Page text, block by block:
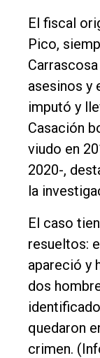
El fiscal
Pico,
asesinos y
imputó y
Casación
viudo en
2020-,
la
El caso
resueltos:
apareció y
dos
quedaron
crimen.